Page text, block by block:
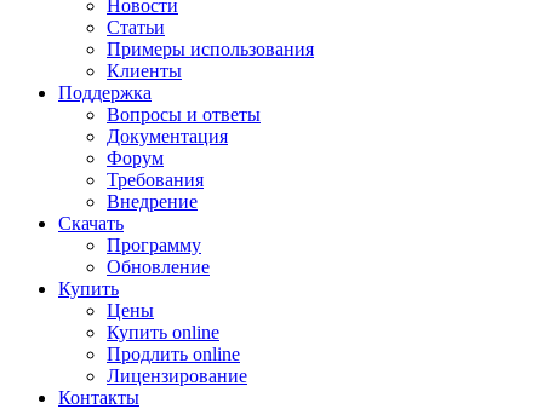
Новости
Статьи
Примеры использования
Клиенты
Поддержка
Вопросы и ответы
Документация
Форум
Требования
Внедрение
Скачать
Программу
Обновление
Купить
Цены
Купить online
Продлить online
Лицензирование
Контакты